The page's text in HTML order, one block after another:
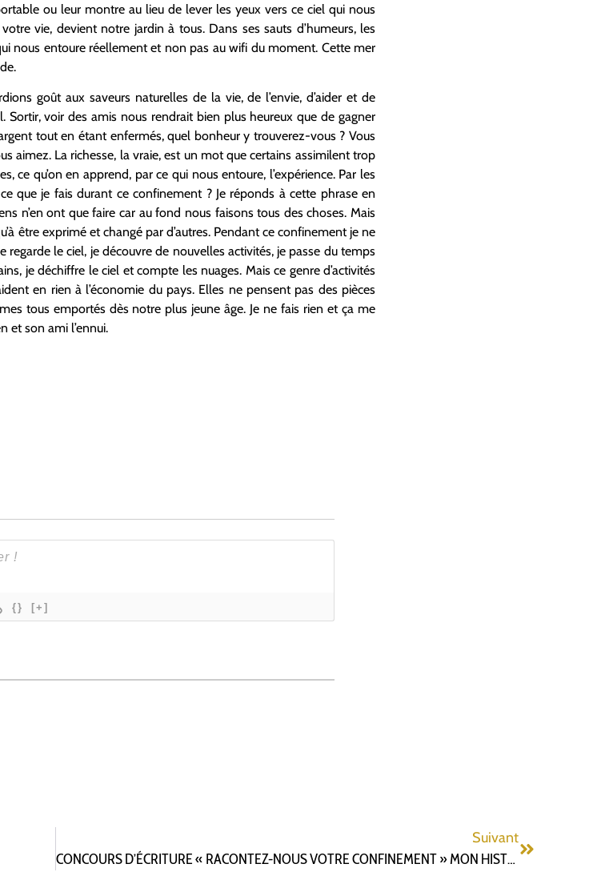
ou leur montre au lieu de lever les yeux vers ce ciel qui nous
vie, devient notre jardin à tous. Dans ses sauts d’humeurs, les
nous entoure réellement et non pas au wifi du moment. Cette mer
goût aux saveurs naturelles de la vie, de l’envie, d’aider et de
voir des amis nous rendrait bien plus heureux que de gagner
tout en étant enfermés, quel bonheur y trouverez-vous ? Vous
aimez. La richesse, la vraie, est un mot que certains assimilent trop
ce qu’on en apprend, par ce qui nous entoure, l’expérience. Par les
que je fais durant ce confinement ? Je réponds à cette phrase en
n’en ont que faire car au fond nous faisons tous des choses. Mais
être exprimé et changé par d’autres. Pendant ce confinement je ne
regarde le ciel, je découvre de nouvelles activités, je passe du temps
je déchiffre le ciel et compte les nuages. Mais ce genre d’activités
en rien à l’économie du pays. Elles ne pensent pas des pièces
tous emportés dès notre plus jeune âge. Je ne fais rien et ça me
et son ami l’ennui.
{} [+]
Suivant
CONCOURS D’ÉCRITURE « RACONTEZ-NOUS VOTRE CONFINEMENT » MON HISTORIQUE DE CONFINEMENT